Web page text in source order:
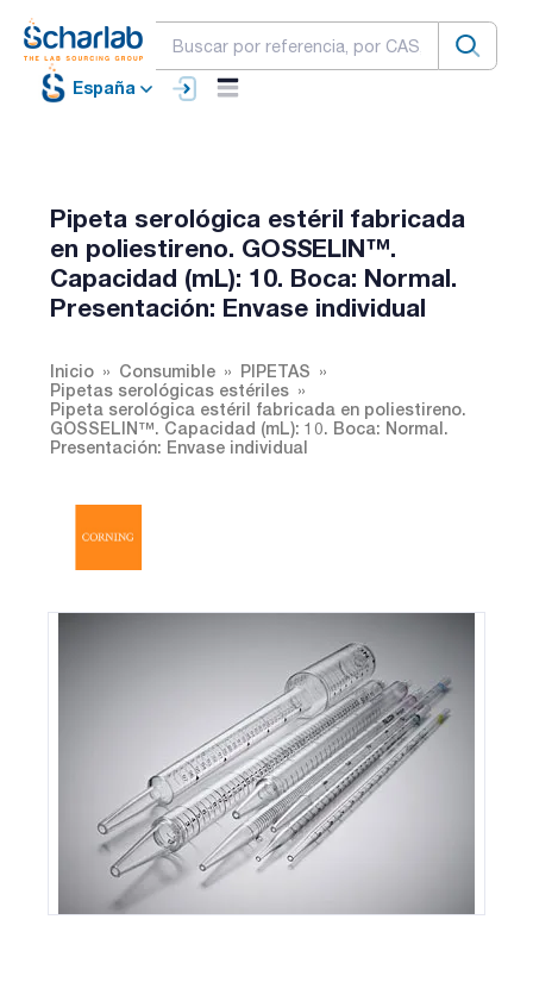
España
Pipeta serológica estéril fabricada
en poliestireno. GOSSELIN™.
Capacidad (mL): 10. Boca: Normal.
Presentación: Envase individual
Inicio Consumible
PIPETAS
Pipetas serológicas estériles
Pipeta serológica estéril fabricada en poliestireno.
GOSSELIN™. Capacidad (mL): 10. Boca: Normal.
Presentación: Envase individual